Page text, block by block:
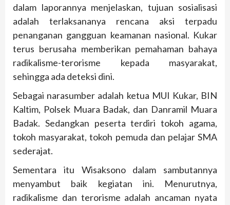
dalam laporannya menjelaskan, tujuan sosialisasi
adalah terlaksananya rencana aksi terpadu
penanganan gangguan keamanan nasional. Kukar
terus berusaha memberikan pemahaman bahaya
radikalisme-terorisme kepada masyarakat,
sehingga ada deteksi dini.
Sebagai narasumber adalah ketua MUI Kukar, BIN
Kaltim, Polsek Muara Badak, dan Danramil Muara
Badak. Sedangkan peserta terdiri tokoh agama,
tokoh masyarakat, tokoh pemuda dan pelajar SMA
sederajat.
Sementara itu Wisaksono dalam sambutannya
menyambut baik kegiatan ini. Menurutnya,
radikalisme dan terorisme adalah ancaman nyata